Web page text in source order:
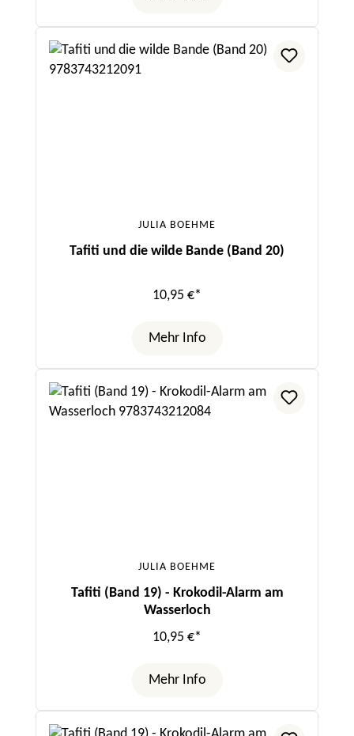
JULIA BOEHME
Tafiti und die wilde Bande (Band 20)
10,95 €*
Mehr Info
JULIA BOEHME
Tafiti (Band 19) - Krokodil-Alarm am
Wasserloch
10,95 €*
Mehr Info